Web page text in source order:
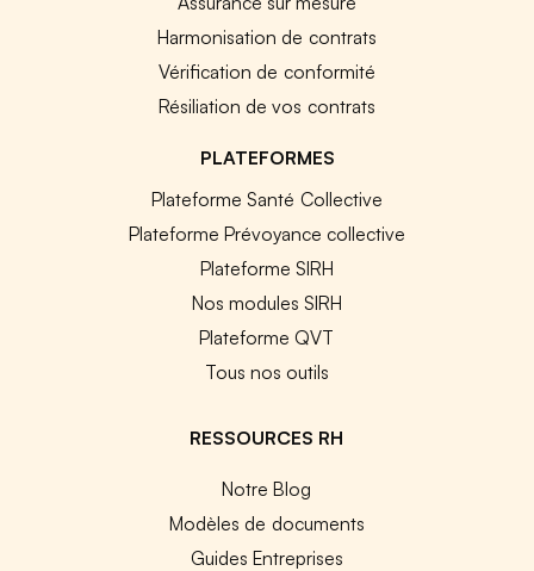
Harmonisation de contrats
Vérification de conformité
Résiliation de vos contrats
PLATEFORMES
Plateforme Santé Collective
Plateforme Prévoyance collective
Plateforme SIRH
Nos modules SIRH
Plateforme QVT
Tous nos outils
RESSOURCES RH
Notre Blog
Modèles de documents
Guides Entreprises